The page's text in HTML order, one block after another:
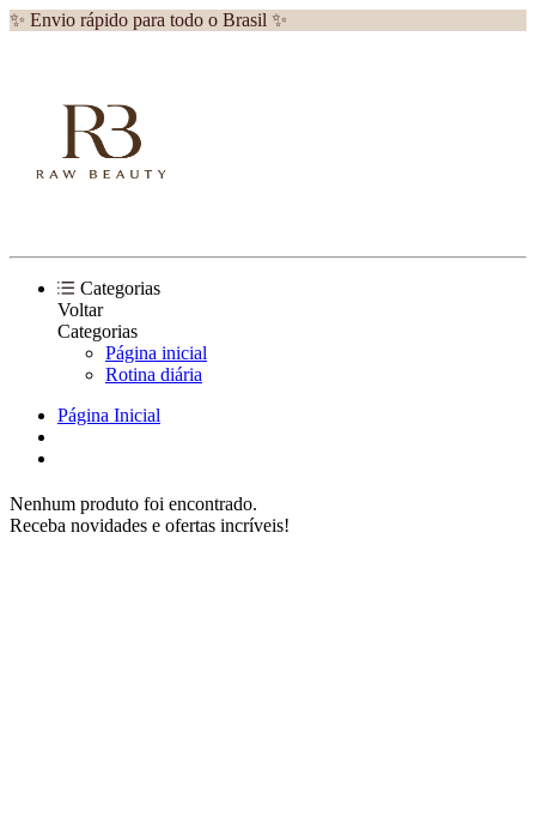
✨ Envio rápido para todo o Brasil ✨
Categorias
Voltar
Categorias
Página inicial
Rotina diária
Página Inicial
Nenhum produto foi encontrado.
Receba novidades e ofertas incríveis!